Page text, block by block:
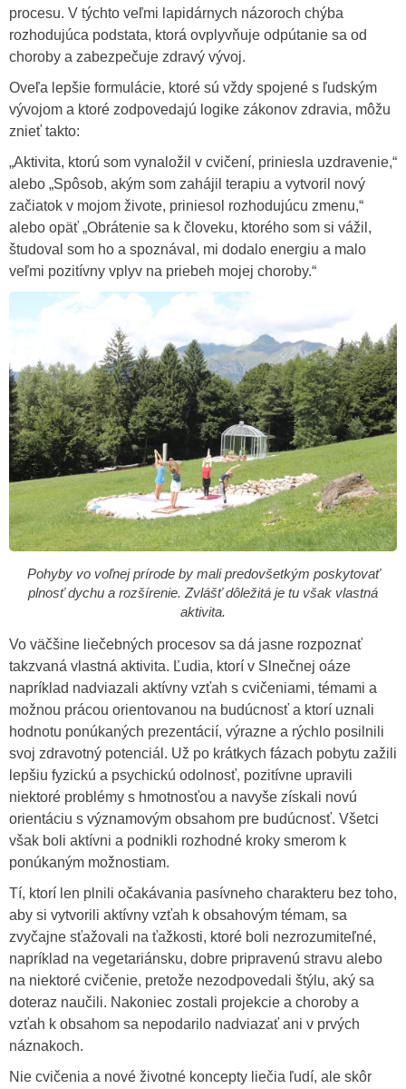
procesu. V týchto veľmi lapidárnych názoroch chýba
rozhodujúca podstata, ktorá ovplyvňuje odpútanie sa od
choroby a zabezpečuje zdravý vývoj.
Oveľa lepšie formulácie, ktoré sú vždy spojené s ľudským
vývojom a ktoré zodpovedajú logike zákonov zdravia, môžu
znieť takto:
„Aktivita, ktorú som vynaložil v cvičení, priniesla uzdravenie,“
alebo „Spôsob, akým som zahájil terapiu a vytvoril nový
začiatok v mojom živote, priniesol rozhodujúcu zmenu,“
alebo opäť „Obrátenie sa k človeku, ktorého som si vážil,
študoval som ho a spoznával, mi dodalo energiu a malo
veľmi pozitívny vplyv na priebeh mojej choroby.“
Pohyby vo voľnej prírode by mali predovšetkým poskytovať
plnosť dychu a rozšírenie. Zvlášť dôležitá je tu však vlastná
aktivita.
Vo väčšine liečebných procesov sa dá jasne rozpoznať
takzvaná vlastná aktivita. Ľudia, ktorí v Slnečnej oáze
napríklad nadviazali aktívny vzťah s cvičeniami, témami a
možnou prácou orientovanou na budúcnosť a ktorí uznali
hodnotu ponúkaných prezentácií, výrazne a rýchlo posilnili
svoj zdravotný potenciál. Už po krátkych fázach pobytu zažili
lepšiu fyzickú a psychickú odolnosť, pozitívne upravili
niektoré problémy s hmotnosťou a navyše získali novú
orientáciu s významovým obsahom pre budúcnosť. Všetci
však boli aktívni a podnikli rozhodné kroky smerom k
ponúkaným možnostiam.
Tí, ktorí len plnili očakávania pasívneho charakteru bez toho,
aby si vytvorili aktívny vzťah k obsahovým témam, sa
zvyčajne sťažovali na ťažkosti, ktoré boli nezrozumiteľné,
napríklad na vegetariánsku, dobre pripravenú stravu alebo
na niektoré cvičenie, pretože nezodpovedali štýlu, aký sa
doteraz naučili. Nakoniec zostali projekcie a choroby a
vzťah k obsahom sa nepodarilo nadviazať ani v prvých
náznakoch.
Nie cvičenia a nové životné koncepty liečia ľudí, ale skôr